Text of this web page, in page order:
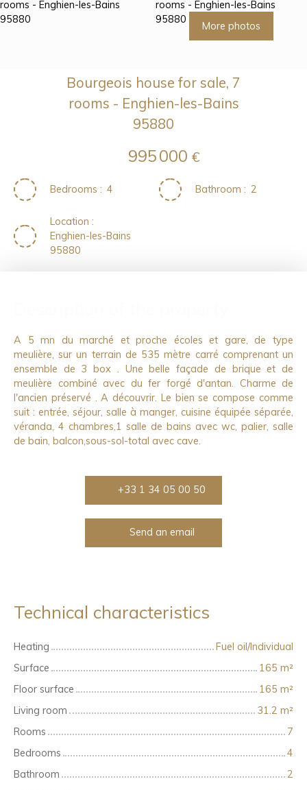
More photos
Bourgeois house for sale, 7
rooms - Enghien-les-Bains
95880
995 000 €
Bedrooms : 4 Bathroom : 2
Location :
Enghien-les-Bains
95880
A 5 mn du marché et proche écoles et gare, de type
meulière, sur un terrain de 535 mètre carré comprenant un
ensemble de 3 box . Une belle façade de brique et de
meulière combiné avec du fer forgé d'antan. Charme de
l'ancien préservé . A découvrir. Le bien se compose comme
suit : entrée, séjour, salle à manger, cuisine équipée séparée,
véranda, 4 chambres,1 salle de bains avec wc, palier, salle
de bain, balcon,sous-sol-total avec cave.
+33 1 34 05 00 50
Send an email
Technical characteristics
Heating
Fuel oil/Individual
Surface
165 m²
Floor surface
165 m²
Living room
31.2 m²
Rooms
7
Bedrooms
4
Bathroom
2